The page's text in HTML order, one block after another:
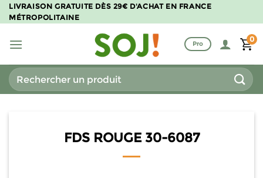
Passer
au
LIVRAISON GRATUITE DÈS 29€ D'ACHAT EN FRANCE
MÉTROPOLITAINE
Pro
0
Recherche
pour :
FDS ROUGE 30-6087